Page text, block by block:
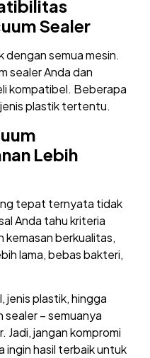
Sealer
dengan semua mesin.
sealer Anda dan
kompatibel. Beberapa
plastik tertentu.
Lebih
tepat ternyata tidak
Anda tahu kriteria
kemasan berkualitas,
lama, bebas bakteri,
jenis plastik, hingga
– semuanya
Jadi, jangan kompromi
ingin hasil terbaik untuk